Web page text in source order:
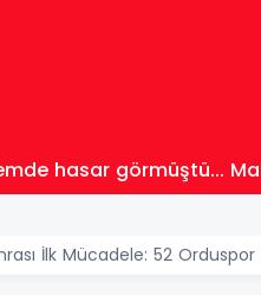
hasar görmüştü...
İlk Mücadele: 52